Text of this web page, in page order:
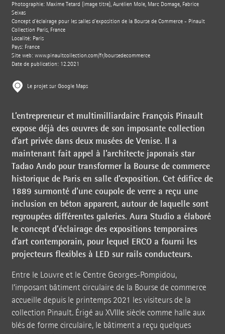
Photographie: Maxime Tetard (image titre), Aurélien Mole, Marc Domage, Fabrice
Seixas
Concept d'éclairage pour les salles d'exposition de la Bourse de Commerce - Pinault
Collection Paris, France
Localité: Paris
Pays: France
Site web: www.pinaultcollection.com/fr/boursedecommerce
Date de publication: 12.2021
Le projet sur Google Maps
L’entrepreneur et multimilliardaire François Pinault
expose déjà des œuvres de son imposante collection
d’art privée dans deux musées de Venise. Il a
maintenant fait appel à l’architecte japonais star
Tadao Ando pour transformer la Bourse de commerce
historique de Paris en salle d’exposition. Cet édifice de
1889 surmonté d’une coupole de verre a reçu une
inclusion en béton apparent, autour de laquelle sont
regroupées différentes galeries. Aura Studio a élaboré
le concept d’éclairage des expositions temporaires
d’art contemporain, pour lequel ERCO a fourni les
projecteurs flexibles à LED sur rails conducteurs.
Entre le Louvre et le Centre Georges-Pompidou,
l’imposant bâtiment circulaire de la Bourse de commerce
accueille depuis le printemps 2021 les visiteurs de la
collection Pinault. Érigé au XVIIIe siècle comme halle aux
blés de forme circulaire, le bâtiment a reçu quelques